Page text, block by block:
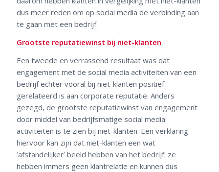
dus meer reden om op social media de verbinding aan
te gaan met een bedrijf.
Grootste reputatiewinst bij niet-klanten
Een tweede en verrassend resultaat was dat
engagement met de social media activiteiten van een
bedrijf echter vooral bij niet-klanten positief
gerelateerd is aan corporate reputatie. Anders
gezegd, de grootste reputatiewinst van engagement
door middel van bedrijfsmatige social media
activiteiten is te zien bij niet-klanten. Een verklaring
hiervoor kan zijn dat niet-klanten een wat
’afstandelijker’ beeld hebben van het bedrijf: ze
hebben immers geen klantrelatie en kunnen dus